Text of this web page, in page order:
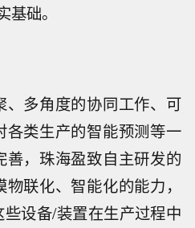
础。
多角度的协同工作、可
各类生产的智能预测等一
，珠海盈致自主研发的
联化、智能化的能力，
设备/装置在生产过程中